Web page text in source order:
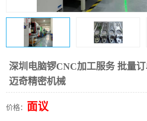
深圳电脑锣CNC加工服务 批量
迈奇精密机械
价格： 面议